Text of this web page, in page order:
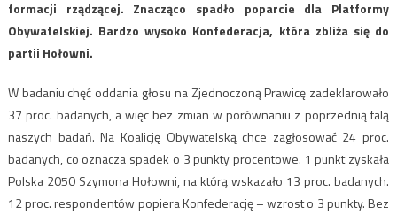
formacji rządzącej. Znacząco spadło poparcie dla Platformy
Obywatelskiej. Bardzo wysoko Konfederacja, która zbliża się do
partii Hołowni.
W badaniu chęć oddania głosu na Zjednoczoną Prawicę zadeklarowało
37 proc. badanych, a więc bez zmian w porównaniu z poprzednią falą
naszych badań. Na Koalicję Obywatelską chce zagłosować 24 proc.
badanych, co oznacza spadek o 3 punkty procentowe. 1 punkt zyskała
Polska 2050 Szymona Hołowni, na którą wskazało 13 proc. badanych.
12 proc. respondentów popiera Konfederację – wzrost o 3 punkty. Bez